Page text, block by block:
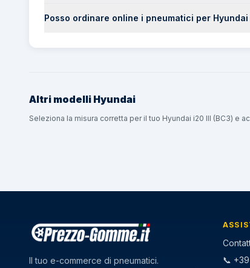
Posso ordinare online i pneumatici per
Altri modelli Hyundai
Seleziona la misura corretta per il tuo Hyundai i20 III (BC3) e
Il tuo e-commerce di pneumatici.
📞 +39